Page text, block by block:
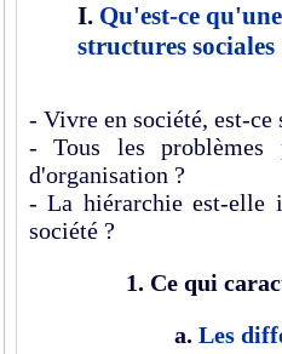
I. Qu'est-ce
structures sociales
- Vivre en société, est-ce
- Tous les problèmes
d'organisation ?
- La hiérarchie est-elle
société ?
1. Ce qui
a. Les